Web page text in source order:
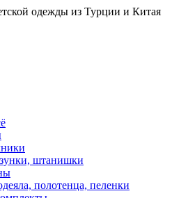
одежды из Турции и Китая
штанишки
полотенца, пеленки